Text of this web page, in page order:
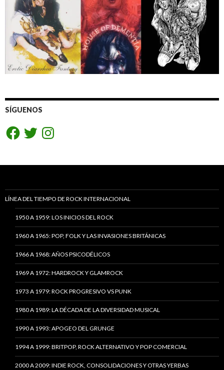
SÍGUENOS
FacebookTwitterInstagram
LÍNEA DEL TIEMPO DE ROCK INTERNACIONAL
1950 A 1959: LOS INICIOS DEL ROCK
1960 A 1965: POP, FOLK Y LAS INVASIONES BRITÁNICAS
1966 A 1968: AÑOS PSICODÉLICOS
1969 A 1972: HARDROCK Y GLAMROCK
1973 A 1979: ROCK PROGRESIVO VS PUNK
1980 A 1989: LA DÉCADA DE LA DIVERSIDAD MUSICAL
1990 A 1993: APOGEO DEL GRUNGE
1994 A 1999: BRITPOP, ROCK ALTERNATIVO Y POP COMERCIAL
2000 A 2009: INDIE ROCK, CONSOLIDACIONES Y OTRAS YERBAS